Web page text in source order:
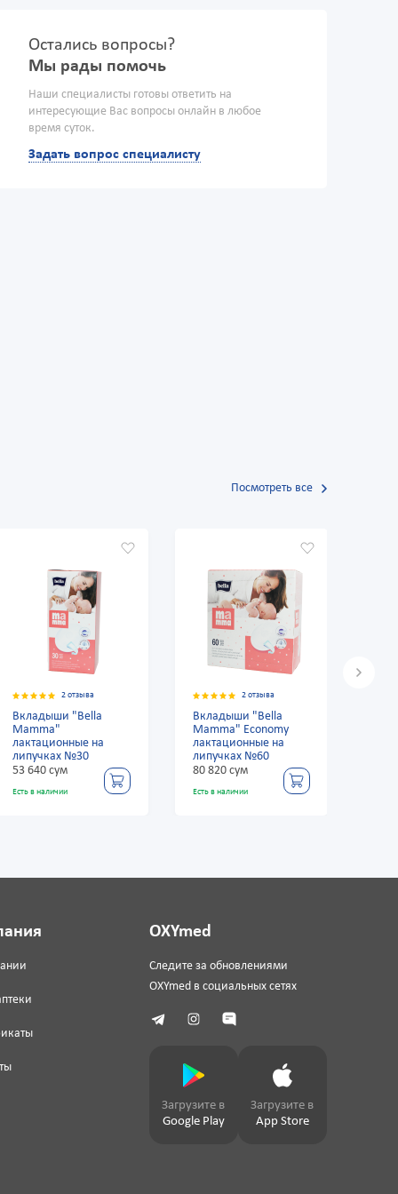
Остались вопросы?
Мы рады помочь
Наши специалисты готовы ответить на
интересующие Вас вопросы онлайн в любое
время суток.
Задать вопрос специалисту
Посмотреть все
2 отзыва
"Bella
на
№30
сум
2 отзыва
Вкладыши "Bella
Mamma" Economy
лактационные на
липучках №60
80 820 сум
Есть в наличии
OXYmed
Следите за обновлениями
OXYmed в социальных сетях
Загрузите в
Google Play
Загрузите в
App Store